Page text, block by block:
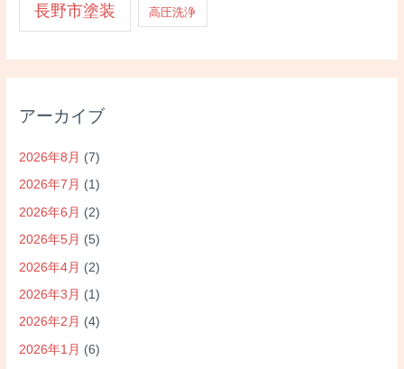
長野市塗装 高圧洗浄
アーカイブ
2026年8月 (7)
2026年7月 (1)
2026年6月 (2)
2026年5月 (5)
2026年4月 (2)
2026年3月 (1)
2026年2月 (4)
2026年1月 (6)